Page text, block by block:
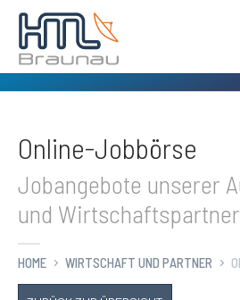
Online-Jobbörse
Jobangebote unserer
und Wirtschaftspartner
HOME WIRTSCHAFT UND PARTNER